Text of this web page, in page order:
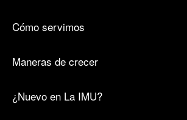
Cómo servimos
Maneras de crecer
¿Nuevo en La IMU?